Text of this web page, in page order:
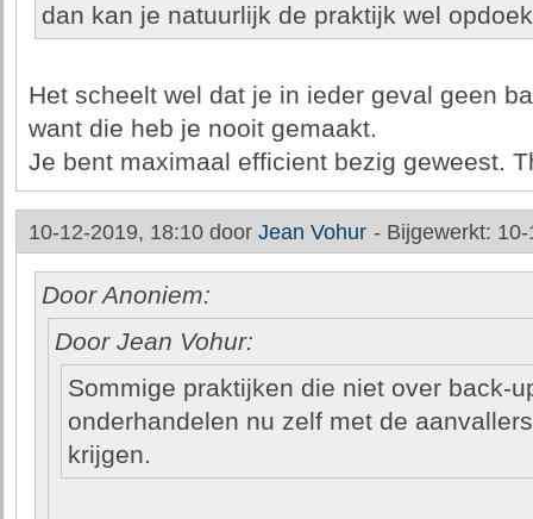
dan kan je natuurlijk de praktijk wel
Het scheelt wel dat je in ieder geval geen
want die heb je nooit gemaakt.
Je bent maximaal efficient bezig geweest.
10-12-2019, 18:10 door Jean Vohur - Bijgewerkt:
Door Anoniem:
Door Jean Vohur:
Sommige praktijken die niet over back-
onderhandelen nu zelf met de
krijgen.